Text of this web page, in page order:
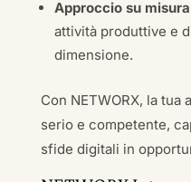
Approccio su misura
attività produttive e
dimensione.
Con NETWORX, la
serio e competente,
sfide digitali in